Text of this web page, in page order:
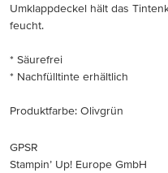
Umklappdeckel hält das
feucht.
* Säurefrei
* Nachfülltinte erhältlich
Produktfarbe: Olivgrün
GPSR
Stampin’ Up! Europe GmbH